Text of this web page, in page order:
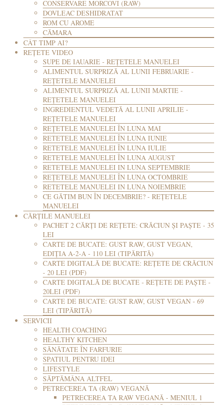
CONSERVARE MORCOVI (RAW)
DOVLEAC DESHIDRATAT
ROM CU AROME
CĂMARA
CÂT TIMP AI?
REȚETE VIDEO
SUPE DE IAUARIE - REȚETELE MANUELEI
ALIMENTUL SURPRIZĂ AL LUNII FEBRUARIE -
REȚETELE MANUELEI
ALIMENTUL SURPRIZĂ AL LUNII MARTIE -
REȚETELE MANUELEI
INGREDIENTUL VEDETĂ AL LUNII APRILIE -
REȚETELE MANUELEI
REȚETELE MANUELEI ÎN LUNA MAI
RETETELE MANUELEI ÎN LUNA IUNIE
RETETELE MANUELEI ÎN LUNA IULIE
RETETELE MANUELEI ÎN LUNA AUGUST
RETETELE MANUELEI IN LUNA SEPTEMBRIE
REȚETELE MANUELEI ÎN LUNA OCTOMBRIE
RETETELE MANUELEI IN LUNA NOIEMBRIE
CE GĂTIM BUN ÎN DECEMBRIE? - REȚETELE
MANUELEI
CĂRȚILE MANUELEI
PACHET 2 CĂRȚI DE REȚETE: CRĂCIUN ȘI PAȘTE - 35
LEI
CARTE DE BUCATE: GUST RAW, GUST VEGAN,
EDIȚIA A-2-A - 110 LEI (TIPĂRITĂ)
CARTE DIGITALĂ DE BUCATE: REȚETE DE CRĂCIUN
- 20 LEI (PDF)
CARTE DIGITALĂ DE BUCATE - REȚETE DE PAȘTE -
20LEI (PDF)
CARTE DE BUCATE: GUST RAW, GUST VEGAN - 69
LEI (TIPĂRITĂ)
SERVICII
HEALTH COACHING
HEALTHY KITCHEN
SĂNĂTATE ÎN FARFURIE
SPATIUL PENTRU IDEI
LIFESTYLE
SĂPTĂMÂNA ALTFEL
PETRECEREA TA (RAW) VEGANĂ
PETRECEREA TA RAW VEGANĂ - MENIUL 1